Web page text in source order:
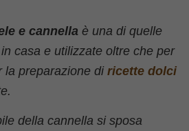
e cannella è una di quelle
casa e utilizzate oltre che per
la preparazione di ricette dolci
della cannella si sposa